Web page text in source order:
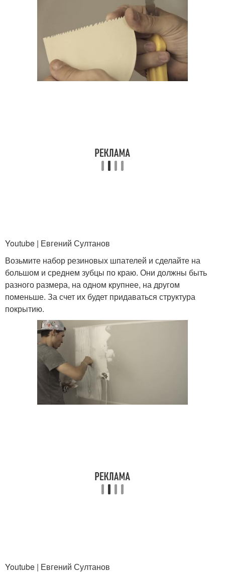
Youtube | Евгений Султанов
Возьмите набор резиновых шпателей и сделайте на
большом и среднем зубцы по краю. Они должны быть
разного размера, на одном крупнее, на другом
поменьше. За счет их будет придаваться структура
покрытию.
Youtube | Евгений Султанов